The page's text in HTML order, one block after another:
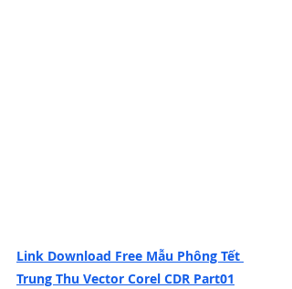
Link Download Free Mẫu Phông Tết
Trung Thu Vector Corel CDR Part01